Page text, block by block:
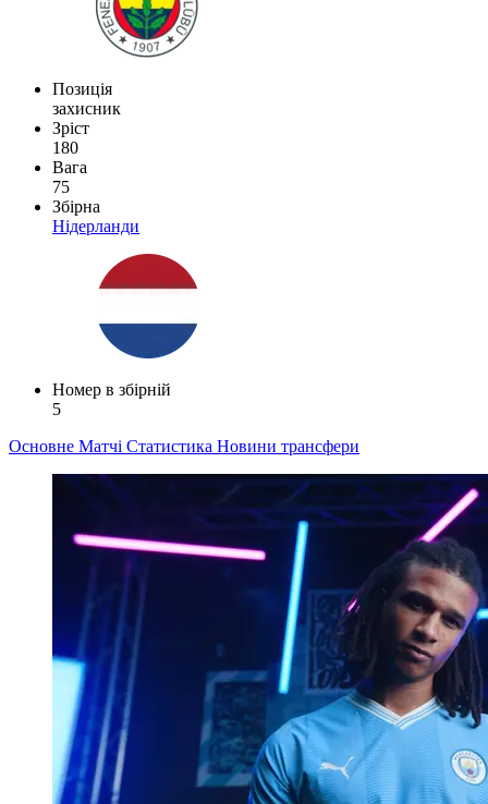
Позиція
захисник
Зріст
180
Вага
75
Збірна
Нідерланди
Номер в збірній
5
Основне Матчі Статистика Новини трансфери